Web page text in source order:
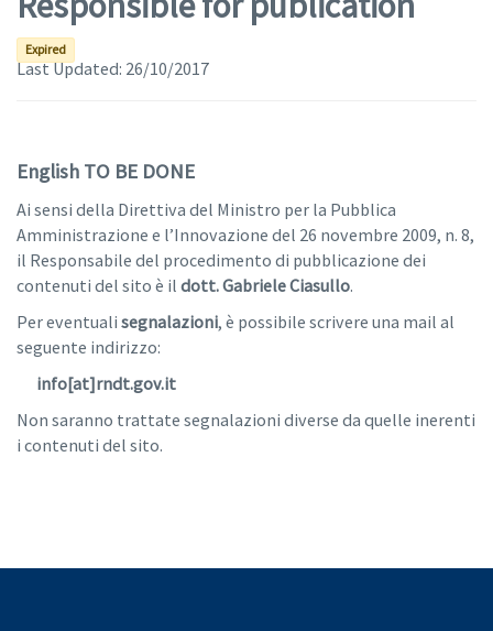
Help(apre in una nuova finestra)
Expired
Last Updated: 26/10/2017
English TO BE DONE
Ai sensi della Direttiva del Ministro per la Pubblica
Amministrazione e l’Innovazione del 26 novembre 2009, n. 8,
il Responsabile del procedimento di pubblicazione dei
contenuti del sito è il dott. Gabriele Ciasullo.
Per eventuali segnalazioni, è possibile scrivere una mail al
seguente indirizzo:
info[at]rndt.gov.it
Non saranno trattate segnalazioni diverse da quelle inerenti
i contenuti del sito.